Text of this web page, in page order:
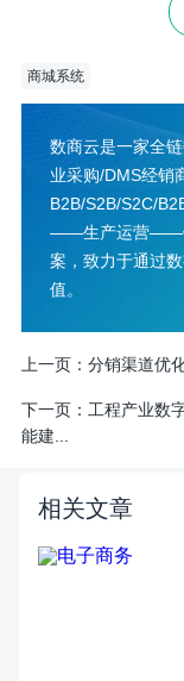
商城系统
数商云是一家全
业采购/DMS经销
B2B/S2B/S2C/
——生产运营——销
案，致力于通过
值。
上一页： 分销渠道优
下一页： 工程产业数
能建...
相关文章